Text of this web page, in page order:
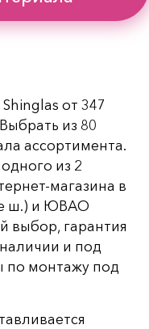
от 347
из 80
ассортимента.
из 2
магазина в
ш.) и ЮВАО
выбор, гарантия
и под
по монтажу под